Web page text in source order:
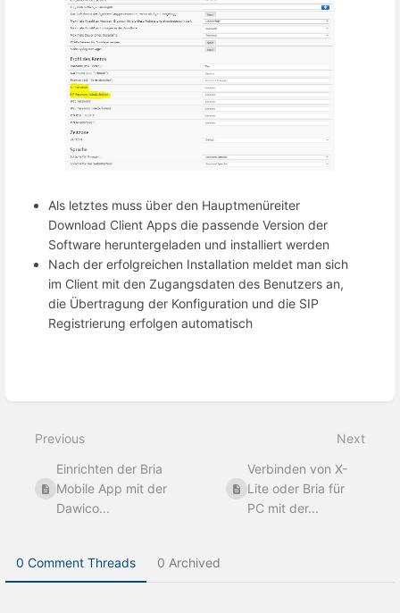
Als letztes muss über den Hauptmenüreiter
Download Client Apps die passende Version der
Software heruntergeladen und installiert werden
Nach der erfolgreichen Installation meldet man sich
im Client mit den Zugangsdaten des Benutzers an,
die Übertragung der Konfiguration und die SIP
Registrierung erfolgen automatisch
mode
Previous
Einrichten der Bria
Mobile App mit der
Dawico...
Next
Verbinden von X-
Lite oder Bria für
PC mit der...
0 Comment Threads 0 Archived